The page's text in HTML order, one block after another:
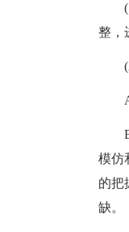
整，
模仿
的把
缺。